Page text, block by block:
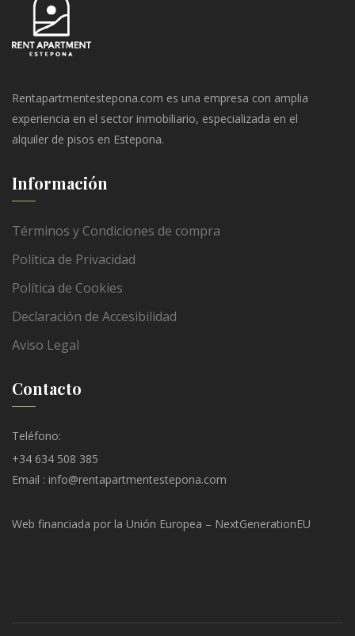
Rentapartmentestepona.com es una empresa con amplia
experiencia en el sector inmobiliario, especializada en el
alquiler de pisos en Estepona.
Información
Términos y Condiciones de compra
Política de Privacidad
Política de Cookies
Declaración de Accesibilidad
Aviso Legal
Contacto
Teléfono:
+34 634 508 385
Email : info@rentapartmentestepona.com
Web financiada por la Unión Europea – NextGenerationEU